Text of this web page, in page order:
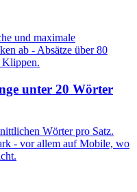
und maximale
ab - Absätze über 80
Klippen.
unter 20 Wörter
Wörter pro Satz.
- vor allem auf Mobile, wo